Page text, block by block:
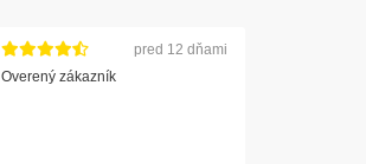
pred 12 dňami
Overený zákazník